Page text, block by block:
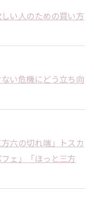
い人のための買い方
い危機にどう立ち向
六の切れ端」トスカ
ェ」「ほっと三方